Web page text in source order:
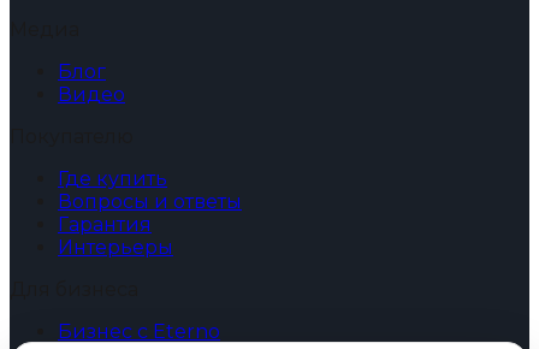
Блог
Видео
Где купить
Вопросы и ответы
Гарантия
Интерьеры
Бизнес с Eterno